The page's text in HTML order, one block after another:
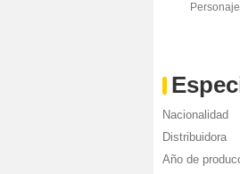
Nacionalidad
Distribuidora
Año de